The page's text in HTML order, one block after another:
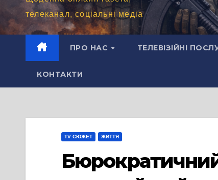
телеканал, соціальні медіа
ПРО НАС ТЕЛЕВІЗІЙНІ
КОНТАКТИ
TV СЮЖЕТ ЖИТТЯ